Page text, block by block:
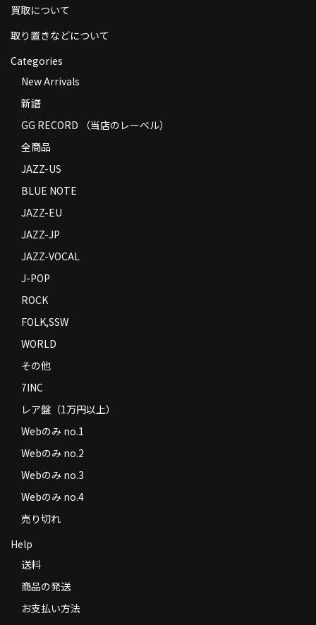
買取について
取り置きなどについて
Categories
New Arrivals
新譜
GG RECORD （当店のレーベル）
全商品
JAZZ-US
BLUE NOTE
JAZZ-EU
JAZZ-JP
JAZZ-VOCAL
J-POP
ROCK
FOLK,SSW
WORLD
その他
7INC
レア盤（1万円以上）
Webのみ no.1
Webのみ no.2
Webのみ no.3
Webのみ no.4
売り切れ
Help
送料
商品の発送
お支払い方法